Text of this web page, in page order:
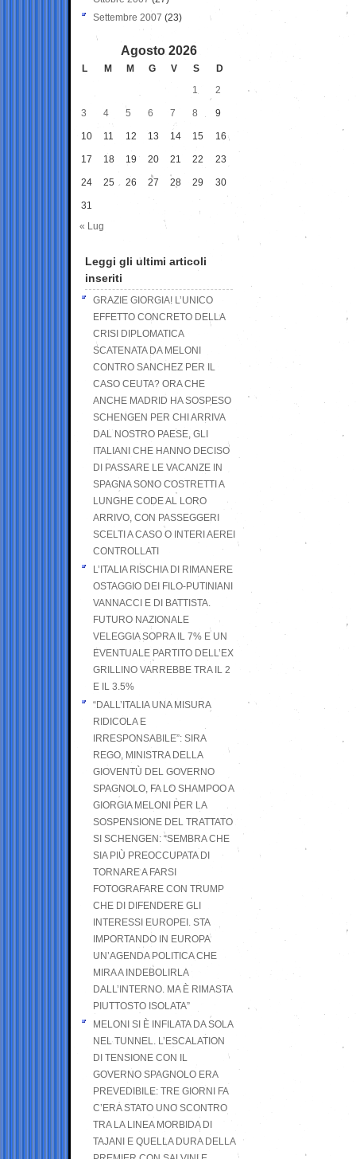
Settembre 2007 (23)
Agosto 2026
L M M G V S
D
1
2
3 4 5 6 7 8 9
10 11 12 13 14 15 16
17 18 19 20 21 22 23
24 25 26 27 28 29 30
31
« Lug
Leggi gli ultimi articoli
inseriti
GRAZIE GIORGIA! L’UNICO
EFFETTO CONCRETO DELLA
CRISI DIPLOMATICA
SCATENATA DA MELONI
CONTRO SANCHEZ PER IL
CASO CEUTA? ORA CHE
ANCHE MADRID HA SOSPESO
SCHENGEN PER CHI ARRIVA
DAL NOSTRO PAESE, GLI
ITALIANI CHE HANNO DECISO
DI PASSARE LE VACANZE IN
SPAGNA SONO COSTRETTI A
LUNGHE CODE AL LORO
ARRIVO, CON PASSEGGERI
SCELTI A CASO O INTERI AEREI
CONTROLLATI
L’ITALIA RISCHIA DI RIMANERE
OSTAGGIO DEI FILO-PUTINIANI
VANNACCI E DI BATTISTA.
FUTURO NAZIONALE
VELEGGIA SOPRA IL 7% E UN
EVENTUALE PARTITO DELL’EX
GRILLINO VARREBBE TRA IL 2
E IL 3.5%
“DALL’ITALIA UNA MISURA
RIDICOLA E
IRRESPONSABILE”: SIRA
REGO, MINISTRA DELLA
GIOVENTÙ DEL GOVERNO
SPAGNOLO, FA LO SHAMPOO A
GIORGIA MELONI PER LA
SOSPENSIONE DEL TRATTATO
SI SCHENGEN: “SEMBRA CHE
SIA PIÙ PREOCCUPATA DI
TORNARE A FARSI
FOTOGRAFARE CON TRUMP
CHE DI DIFENDERE GLI
INTERESSI EUROPEI. STA
IMPORTANDO IN EUROPA
UN’AGENDA POLITICA CHE
MIRA A INDEBOLIRLA
DALL’INTERNO. MA È RIMASTA
PIUTTOSTO ISOLATA”
MELONI SI È INFILATA DA SOLA
NEL TUNNEL. L’ESCALATION
DI TENSIONE CON IL
GOVERNO SPAGNOLO ERA
PREVEDIBILE: TRE GIORNI FA
C’ERA STATO UNO SCONTRO
TRA LA LINEA MORBIDA DI
TAJANI E QUELLA DURA DELLA